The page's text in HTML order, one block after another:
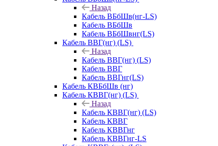
Назад
Кабель ВБбШв(нг-LS)
Кабель ВБбШв
Кабель ВБбШвнг(LS)
Кабель ВВГ(нг) (LS)
Назад
Кабель ВВГ(нг) (LS)
Кабель ВВГ
Кабель ВВГнг(LS)
Кабель КВБбШв (нг)
Кабель КВВГ(нг) (LS)
Назад
Кабель КВВГ(нг) (LS)
Кабель КВВГ
Кабель КВВГнг
Кабель КВВГнг-LS